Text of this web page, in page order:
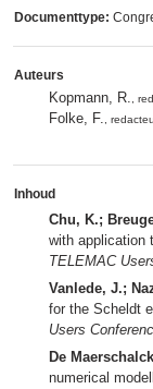
Documenttype:
Auteurs
Kopmann, R. ,
Folke, F. ,
Inhoud
Chu, K.;
with application
TELEMAC
Vanlede, J.;
for the Scheldt
Users
De
numerical